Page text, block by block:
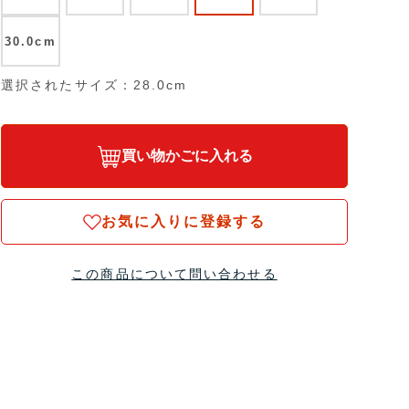
30.0cm
選択されたサイズ：28.0cm
買い物かごに入れる
お気に入りに登録する
この商品について問い合わせる